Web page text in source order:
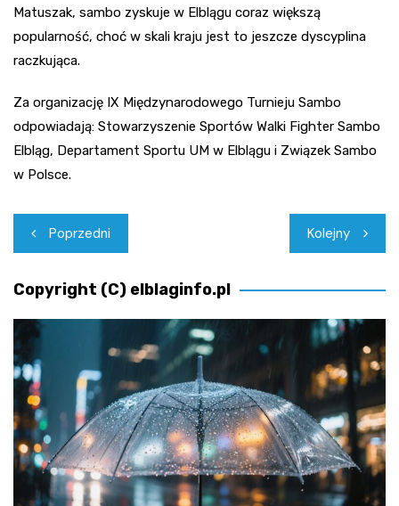
Matuszak, sambo zyskuje w Elblągu coraz większą
popularność, choć w skali kraju jest to jeszcze dyscyplina
raczkująca.
Za organizację IX Międzynarodowego Turnieju Sambo
odpowiadają: Stowarzyszenie Sportów Walki Fighter Sambo
Elbląg, Departament Sportu UM w Elblągu i Związek Sambo
w Polsce.
Nawigacja
wpisu
Poprzedni Kolejny
Copyright (C) elblaginfo.pl